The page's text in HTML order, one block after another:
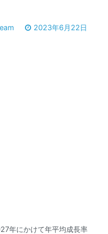
2023年6月22日
年にかけて年平均成長率